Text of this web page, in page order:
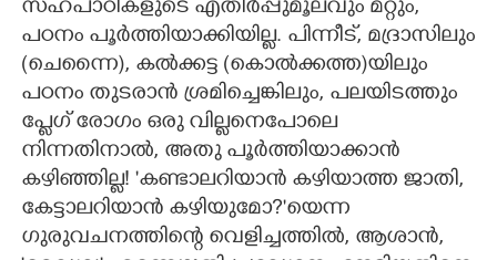
സഹപാഠികളുടെ എതിർപ്പുമൂലവും മറ്റും,
പഠനം പൂർത്തിയാക്കിയില്ല. പിന്നീട്, മദ്രാസിലും
(ചെന്നൈ), കൽക്കട്ട (കൊൽക്കത്ത)യിലും
പഠനം തുടരാൻ ശ്രമിച്ചെങ്കിലും, പലയിടത്തും
പ്ലേഗ് രോഗം ഒരു വില്ലനെപോലെ
നിന്നതിനാൽ, അതു പൂർത്തിയാക്കാൻ
കഴിഞ്ഞില്ല! 'കണ്ടാലറിയാൻ കഴിയാത്ത ജാതി,
കേട്ടാലറിയാൻ കഴിയുമോ?"യെന്ന
ഗുരുവചനത്തിന്റെ വെളിച്ചത്തിൽ, ആശാൻ,